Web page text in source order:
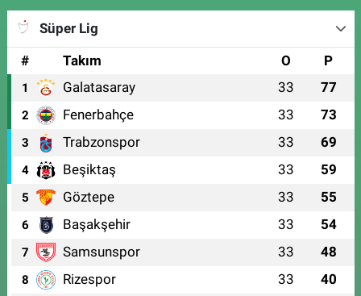
Süper Lig
#
Takım O P
1 Galatasaray 33 77
2 Fenerbahçe 33 73
3 Trabzonspor 33 69
4 Beşiktaş 33 59
5 Göztepe 33 55
6 Başakşehir 33 54
7 Samsunspor 33 48
8 Rizespor 33 40